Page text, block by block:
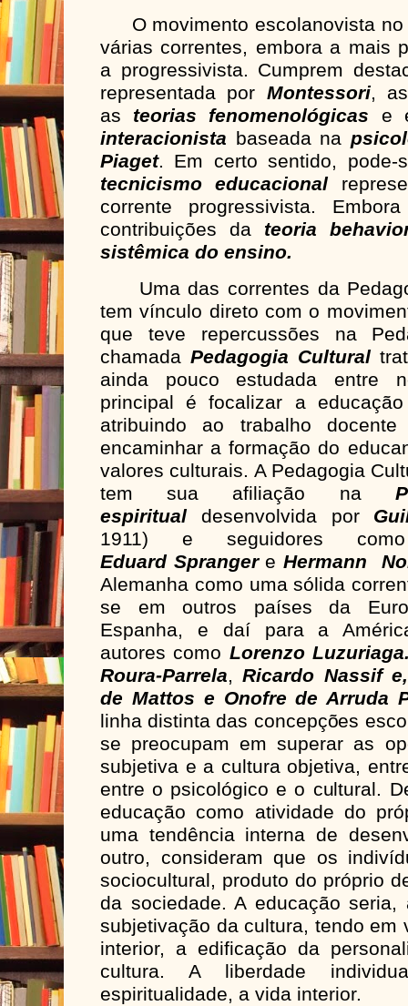
O movimento escolanovista no
várias correntes, embora a mais
a progressivista. Cumprem
representada por Montessori,
as teorias fenomenológicas e
interacionista baseada na
Piaget. Em certo sentido,
tecnicismo educacional
corrente progressivista.
contribuições da teoria
sistêmica do ensino.
Uma das correntes da
tem vínculo direto com o
que teve repercussões na
chamada Pedagogia Cultural
ainda pouco estudada entre
principal é focalizar a
atribuindo ao trabalho
encaminhar a formação do
valores culturais. A Pedagogia
tem sua afiliação na
espiritual desenvolvida por
1911) e seguidores
Eduard Sprangere Hermann
Alemanha como uma sólida
se em outros países da
Espanha, e daí para a
autores como Lorenzo
Roura-Parrela,Ricardo Nassif
de Mattos e Onofre de Arruda
linha distinta das concepções
se preocupam em superar as
subjetiva e a cultura objetiva,
entre o psicológico e o cultural.
educação como atividade do
uma tendência interna de
outro, consideram que os
sociocultural, produto do próprio
da sociedade. A educação
subjetivação da cultura, tendo em
interior, a edificação da
cultura. A liberdade
espiritualidade, a vida interior.